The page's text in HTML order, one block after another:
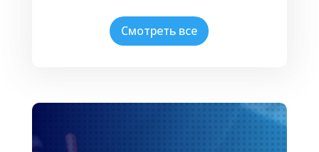
Смотреть все